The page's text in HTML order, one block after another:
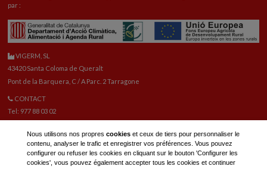
par :
VIGERM, SL
43420 Santa Coloma de Queralt
Pont de la Barquera, C / A Parc. 2 Tarragone
CONTACT
Tel: 977 88 03 02
PIÈCES DE RECHANGE
Tel: 977 88 06 42
E-mail pièces de rechange: reca@vigerm.com
Nous utilisons nos propres cookieset ceux de tiers pour personnaliser le
contenu, analyser le trafic et enregistrer vos préférences. Vous pouvez
configurer ou refuser les cookies en cliquant sur le bouton 'Configurer les
cookies', vous pouvez également accepter tous les cookies et continuer